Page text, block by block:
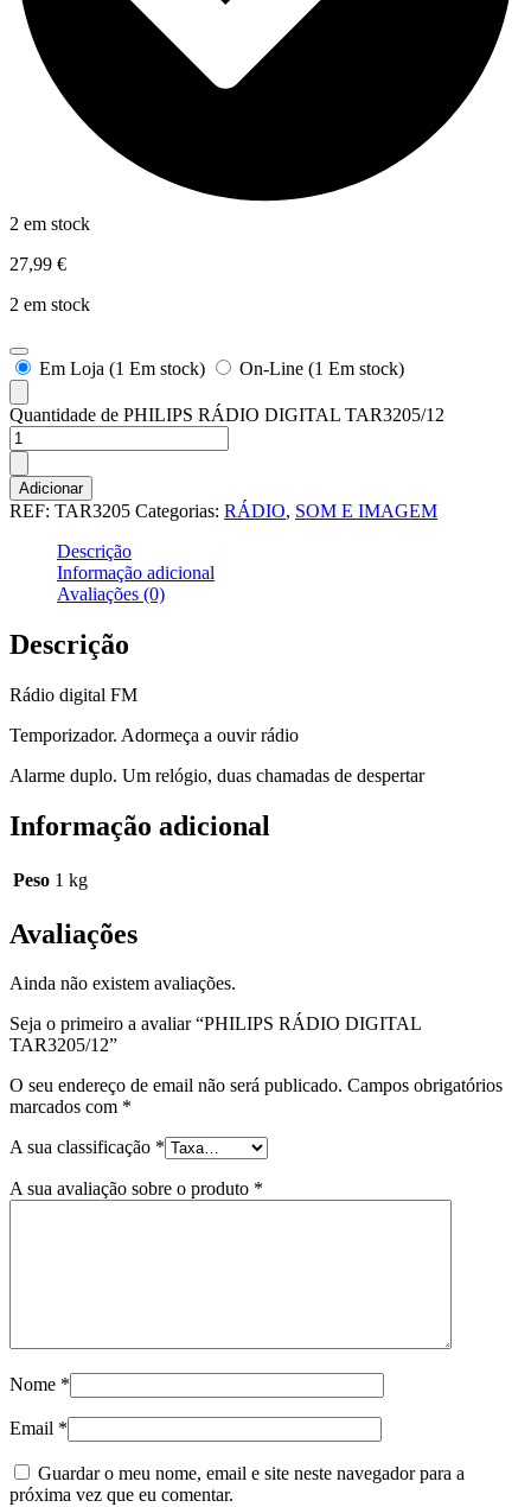
2 em stock
27,99 €
2 em stock
Em Loja (1 Em stock) On-Line (1 Em stock)
Quantidade de PHILIPS RÁDIO DIGITAL TAR3205/12
Adicionar
REF: TAR3205 Categorias: RÁDIO, SOM E IMAGEM
Descrição
Informação adicional
Avaliações (0)
Descrição
Rádio digital FM
Temporizador. Adormeça a ouvir rádio
Alarme duplo. Um relógio, duas chamadas de despertar
Informação adicional
Peso 1 kg
Avaliações
Ainda não existem avaliações.
Seja o primeiro a avaliar “PHILIPS RÁDIO DIGITAL
TAR3205/12”
O seu endereço de email não será publicado. Campos obrigatórios
marcados com *
A sua classificação *
A sua avaliação sobre o produto *
Nome *
Email *
Guardar o meu nome, email e site neste navegador para a
próxima vez que eu comentar.